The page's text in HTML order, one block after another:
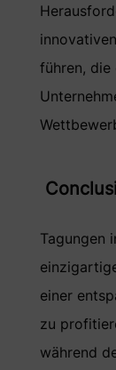
führen, die
Tagungen
einer
zu
während